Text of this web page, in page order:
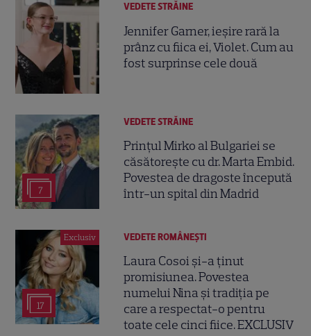
VEDETE STRĂINE
Jennifer Garner, ieșire rară la
prânz cu fiica ei, Violet. Cum au
fost surprinse cele două
7
VEDETE STRĂINE
Prințul Mirko al Bulgariei se
căsătorește cu dr. Marta Embid.
Povestea de dragoste începută
într-un spital din Madrid
Exclusiv
17
VEDETE ROMÂNEŞTI
Laura Cosoi și-a ținut
promisiunea. Povestea
numelui Nina și tradiția pe
care a respectat-o pentru
toate cele cinci fiice. EXCLUSIV